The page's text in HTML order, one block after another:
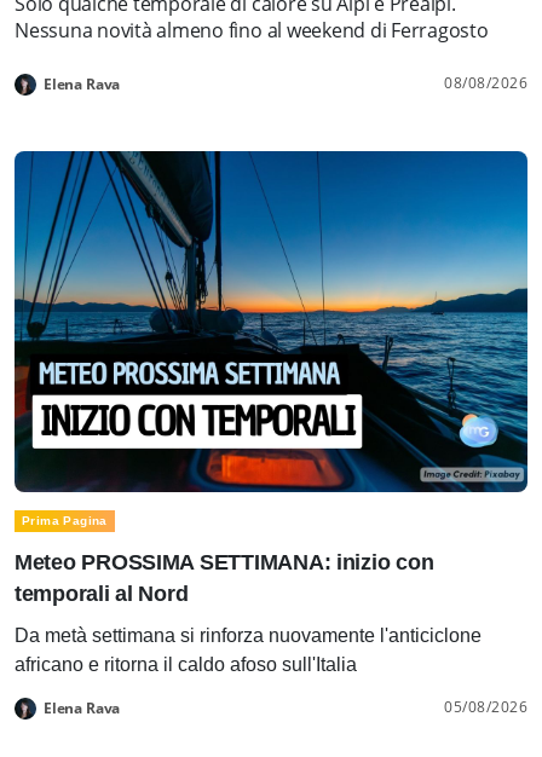
Nessuna novità almeno fino al weekend di Ferragosto
Elena Rava 08/08/2026
Prima Pagina
Meteo PROSSIMA SETTIMANA: inizio con
temporali al Nord
Da metà settimana si rinforza nuovamente l'anticiclone
africano e ritorna il caldo afoso sull'Italia
Elena Rava 05/08/2026